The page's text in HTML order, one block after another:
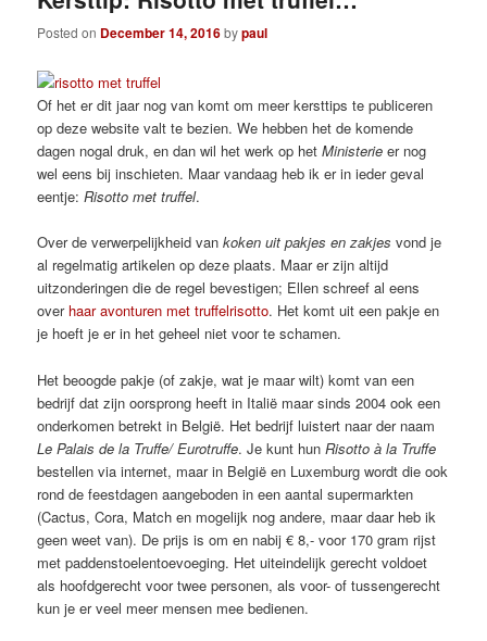
Posted on December 14, 2016bypaul
Of het er dit jaar nog van komt om meer kersttips te publiceren
op deze website valt te bezien. We hebben het de komende
dagen nogal druk, en dan wil het werk op hetMinisterie er nog
wel eens bij inschieten. Maar vandaag heb ik er in ieder geval
eentje:Risotto met truffel.
Over de verwerpelijkheid vankoken uit pakjes en zakjes vond je
al regelmatig artikelen op deze plaats. Maar er zijn altijd
uitzonderingen die de regel bevestigen; Ellen schreef al eens
over haar avonturen met truffelrisotto. Het komt uit een pakje en
je hoeft je er in het geheel niet voor te schamen.
Het beoogde pakje (of zakje, wat je maar wilt) komt van een
bedrijf dat zijn oorsprong heeft in Italië maar sinds 2004 ook een
onderkomen betrekt in België. Het bedrijf luistert naar der naam
Le Palais de la Truffe/ Eurotruffe. Je kunt hunRisotto à la Truffe
bestellen via internet, maar in België en Luxemburg wordt die ook
rond de feestdagen aangeboden in een aantal supermarkten
(Cactus, Cora, Match en mogelijk nog andere, maar daar heb ik
geen weet van). De prijs is om en nabij € 8,- voor 170 gram rijst
met paddenstoelentoevoeging. Het uiteindelijk gerecht voldoet
als hoofdgerecht voor twee personen, als voor- of tussengerecht
kun je er veel meer mensen mee bedienen.